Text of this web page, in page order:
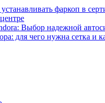
фаркоп в
Выбор надежной
для чего нужна сетка и